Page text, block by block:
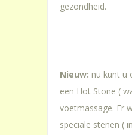
gezondheid.
Nieuw: nu kunt u
een Hot Stone (
voetmassage. Er
speciale stenen (